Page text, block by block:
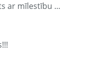
ar mīlestību ...